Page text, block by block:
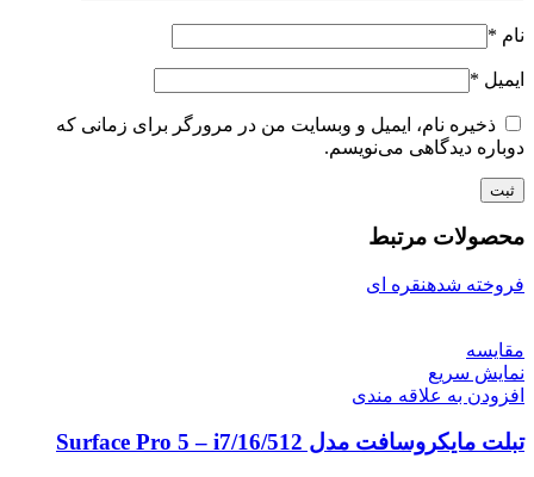
نام *
ایمیل *
ذخیره نام، ایمیل و وبسایت من در مرورگر برای زمانی که
دوباره دیدگاهی می‌نویسم.
محصولات مرتبط
فروخته شدهنقره ای
مقايسه
نمایش سریع
افزودن به علاقه مندی
تبلت مایکروسافت مدل Surface Pro 5 – i7/16/512